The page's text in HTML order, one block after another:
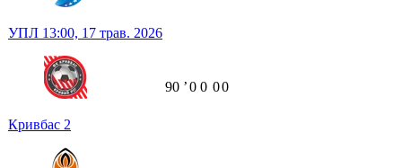
УПЛ 13:00, 17 трав. 2026
Кривбас 2
90 ʼ0 0 00